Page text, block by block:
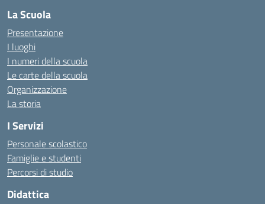
La Scuola
Presentazione
I luoghi
I numeri della scuola
Le carte della scuola
Organizzazione
La storia
I Servizi
Personale scolastico
Famiglie e studenti
Percorsi di studio
Didattica